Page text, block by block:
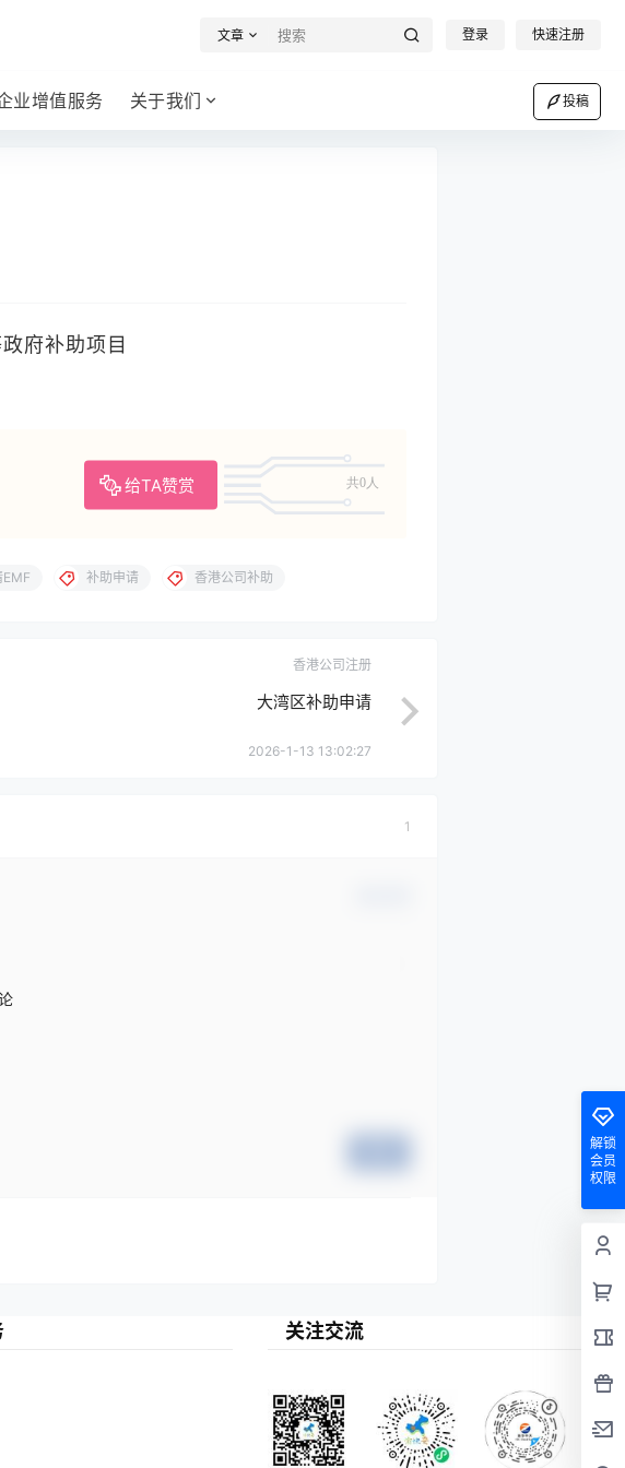
文章 登录 快速注册
业增值服务 关于我们 投稿
府补助项目
给TA赞赏 共0人
EMF 补助申请 香港公司补助
香港公司注册
大湾区补助申请
2026-1-13 13:02:27
1
解锁
会员
权限
关注交流